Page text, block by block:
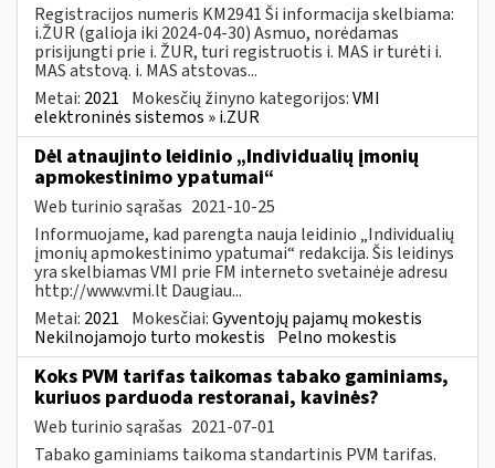
Registracijos numeris KM2941 Ši informacija skelbiama:
i.ŽUR (galioja iki 2024-04-30) Asmuo, norėdamas
prisijungti prie i. ŽUR, turi registruotis i. MAS ir turėti i.
MAS atstovą. i. MAS atstovas...
Metai: 2021 Mokesčių žinyno kategorijos:VMI
elektroninės sistemos » i.ZUR
Dėl atnaujinto leidinio „Individualių įmonių
apmokestinimo ypatumai“
Web turinio sąrašas 2021-10-25
Informuojame, kad parengta nauja leidinio „Individualių
įmonių apmokestinimo ypatumai“ redakcija. Šis leidinys
yra skelbiamas VMI prie FM interneto svetainėje adresu
http://www.vmi.lt Daugiau...
Metai: 2021 Mokesčiai:Gyventojų pajamų mokestis
Nekilnojamojo turto mokestis Pelno mokestis
Koks PVM tarifas taikomas tabako gaminiams,
kuriuos parduoda restoranai, kavinės?
Web turinio sąrašas 2021-07-01
Tabako gaminiams taikoma standartinis PVM tarifas.